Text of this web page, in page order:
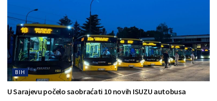
BIH
U Sarajevu počelo saobraćati 10 novih ISUZU autobusa